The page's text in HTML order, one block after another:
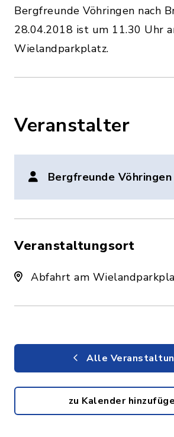
Bergfreunde Vöhringen nach
28.04.2018 ist um 11.30 Uhr
Wielandparkplatz.
Veranstalter
Bergfreunde Vöhringen
Veranstaltungsort
Abfahrt am
Alle
zu Kalender